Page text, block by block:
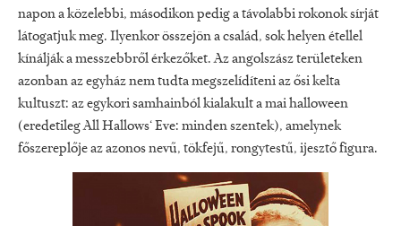
napon a közelebbi, másodikon pedig a távolabbi rokonok sírját
látogatjuk meg. Ilyenkor összejön a család, sok helyen étellel
kínálják a messzebbről érkezőket. Az angolszász területeken
azonban az egyház nem tudta megszelídíteni az ősi kelta
kultuszt: az egykori samhainból kialakult a mai halloween
(eredetileg All Hallows‘ Eve: minden szentek), amelynek
főszereplője az azonos nevű, tökfejű, rongytestű, ijesztő figura.